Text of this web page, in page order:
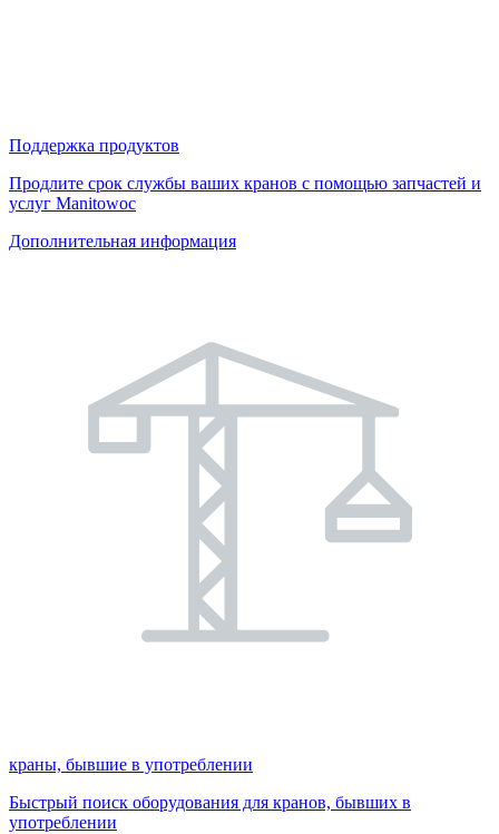
Поддержка продуктов
Продлите срок службы ваших кранов с помощью запчастей и
услуг Manitowoc
Дополнительная информация
краны, бывшие в употреблении
Быстрый поиск оборудования для кранов, бывших в
употреблении